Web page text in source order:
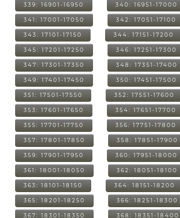
339: 16901-16950 340: 16951-17000
341: 17001-17050 342: 17051-17100
343: 17101-17150 344: 17151-17200
345: 17201-17250 346: 17251-17300
347: 17301-17350 348: 17351-17400
349: 17401-17450 350: 17451-17500
351: 17501-17550 352: 17551-17600
353: 17601-17650 354: 17651-17700
355: 17701-17750 356: 17751-17800
357: 17801-17850 358: 17851-17900
359: 17901-17950 360: 17951-18000
361: 18001-18050 362: 18051-18100
363: 18101-18150 364: 18151-18200
365: 18201-18250 366: 18251-18300
367: 18301-18350 368: 18351-18400